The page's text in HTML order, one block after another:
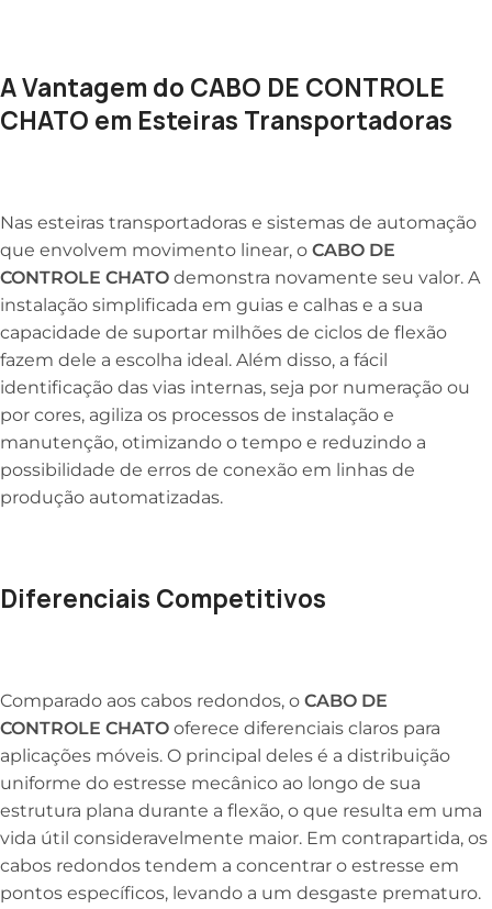
A Vantagem do CABO DE CONTROLE
CHATO em Esteiras Transportadoras
Nas esteiras transportadoras e sistemas de automação
que envolvem movimento linear, o CABO DE
CONTROLE CHATO demonstra novamente seu valor. A
instalação simplificada em guias e calhas e a sua
capacidade de suportar milhões de ciclos de flexão
fazem dele a escolha ideal. Além disso, a fácil
identificação das vias internas, seja por numeração ou
por cores, agiliza os processos de instalação e
manutenção, otimizando o tempo e reduzindo a
possibilidade de erros de conexão em linhas de
produção automatizadas.
Diferenciais Competitivos
Comparado aos cabos redondos, o CABO DE
CONTROLE CHATO oferece diferenciais claros para
aplicações móveis. O principal deles é a distribuição
uniforme do estresse mecânico ao longo de sua
estrutura plana durante a flexão, o que resulta em uma
vida útil consideravelmente maior. Em contrapartida, os
cabos redondos tendem a concentrar o estresse em
pontos específicos, levando a um desgaste prematuro.